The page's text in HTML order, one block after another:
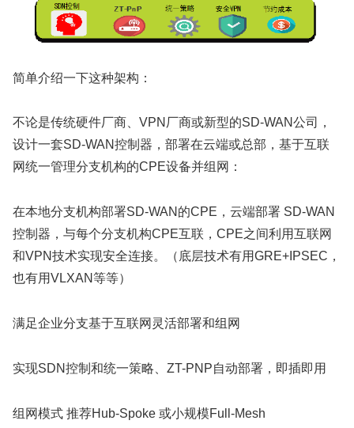
简单介绍一下这种架构：
不论是传统硬件厂商、VPN厂商或新型的SD-WAN公司，
设计一套SD-WAN控制器，部署在云端或总部，基于互联
网统一管理分支机构的CPE设备并组网：
在本地分支机构部署SD-WAN的CPE，云端部署 SD-WAN
控制器，与每个分支机构CPE互联，CPE之间利用互联网
和VPN技术实现安全连接。（底层技术有用GRE+IPSEC，
也有用VLXAN等等）
满足企业分支基于互联网灵活部署和组网
实现SDN控制和统一策略、ZT-PNP自动部署，即插即用
组网模式 推荐Hub-Spoke 或小规模Full-Mesh